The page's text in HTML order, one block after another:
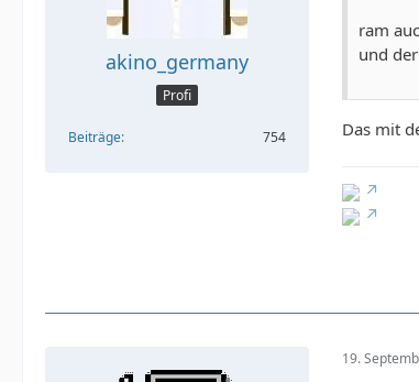
akino_germany
Profi
Beiträge 754
ram
und
Das mit
19.